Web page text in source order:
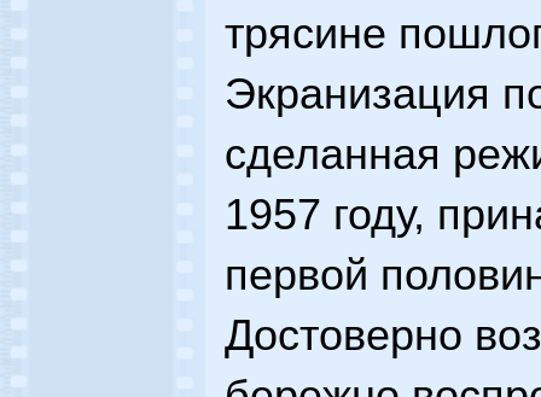
трясине
Экранизация
сделанная
1957 году,
первой
Достоверно